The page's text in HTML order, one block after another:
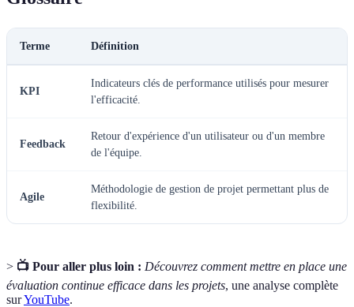
Terme Définition
KPI
Indicateurs clés de performance utilisés pour mesurer
l'efficacité.
Feedback
Retour d'expérience d'un utilisateur ou d'un membre
de l'équipe.
Agile
Méthodologie de gestion de projet permettant plus de
flexibilité.
> 📺 Pour aller plus loin : Découvrez comment mettre en place une
évaluation continue efficace dans les projets, une analyse complète
surYouTube.